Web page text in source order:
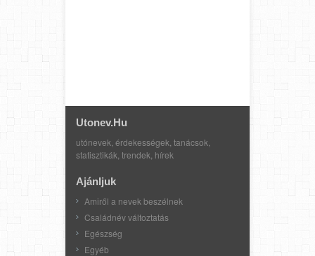
Utonev.hu
utónevek, érdekességek, tanácsok,
statisztikák, trendek, hírek
Ajánljuk
Amiről a nevek beszélnek
Családnév változtatás
Egészség
Egyéb